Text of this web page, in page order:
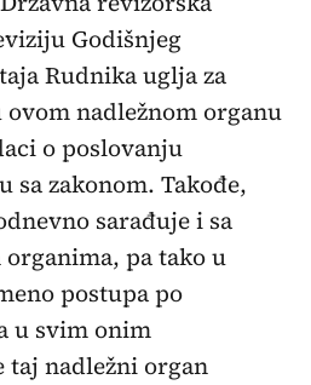
Godišnjeg
Rudnika uglja za
ovom nadležnom organu
o poslovanju
sa zakonom. Takođe,
sarađuje i sa
pa tako u
postupa po
u svim onim
taj nadležni organ